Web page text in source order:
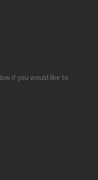
if you would like to